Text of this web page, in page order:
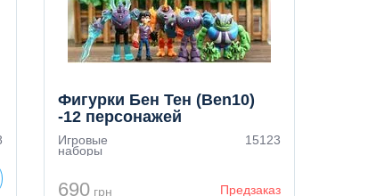
Фигурки Бен Тен (Ben10)
-12 персонажей
Игровые
наборы
15123
690грн Предзаказ